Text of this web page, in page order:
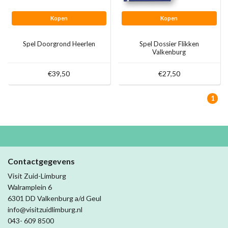
Kopen
Spel Doorgrond Heerlen
€39,50
Kopen
Spel Dossier Flikken
Valkenburg
€27,50
1
Contactgegevens
Visit Zuid-Limburg
Walramplein 6
6301 DD Valkenburg a/d Geul
info@visitzuidlimburg.nl
043- 609 8500